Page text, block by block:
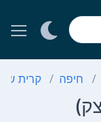
חיפה קרית